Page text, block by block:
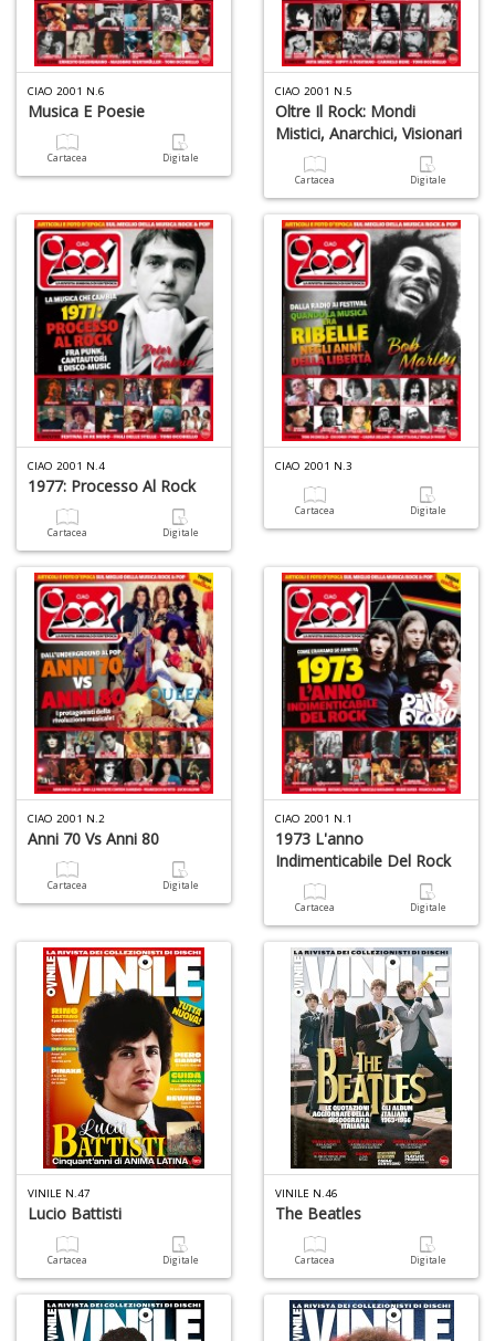
CIAO 2001 N.6
Musica E Poesie
Cartacea Digitale
CIAO 2001 N.5
Oltre Il Rock: Mondi
Mistici, Anarchici, Visionari
Cartacea Digitale
CIAO 2001 N.4
1977: Processo Al Rock
Cartacea Digitale
CIAO 2001 N.3
Cartacea Digitale
CIAO 2001 N.2
Anni 70 Vs Anni 80
Cartacea Digitale
CIAO 2001 N.1
1973 L'anno
Indimenticabile Del Rock
Cartacea Digitale
VINILE N.47
Lucio Battisti
Cartacea Digitale
VINILE N.46
The Beatles
Cartacea Digitale